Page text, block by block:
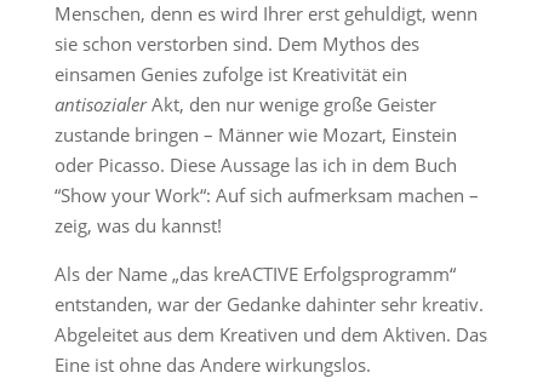
Menschen, denn es wird Ihrer erst gehuldigt, wenn
sie schon verstorben sind. Dem Mythos des
einsamen Genies zufolge ist Kreativität ein
antisozialerAkt, den nur wenige große Geister
zustande bringen – Männer wie Mozart, Einstein
oder Picasso. Diese Aussage las ich in dem Buch
“Show your Work“: Auf sich aufmerksam machen –
zeig, was du kannst!
Als der Name „das kreACTIVE Erfolgsprogramm“
entstanden, war der Gedanke dahinter sehr kreativ.
Abgeleitet aus dem Kreativen und dem Aktiven. Das
Eine ist ohne das Andere wirkungslos.